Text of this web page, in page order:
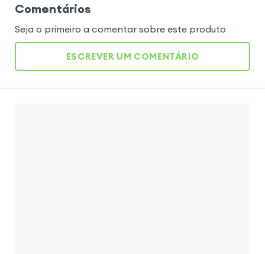
Comentários
Seja o primeiro a comentar sobre este produto
ESCREVER UM COMENTÁRIO